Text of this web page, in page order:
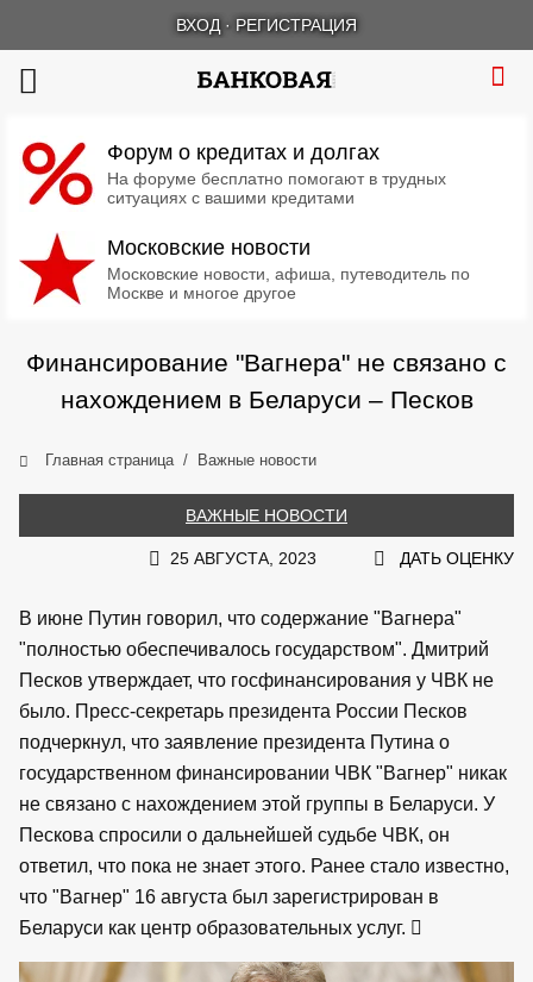
ВХОД · РЕГИСТРАЦИЯ
Форум о кредитах и долгах
На форуме бесплатно помогают в трудных
ситуациях с вашими кредитами
Московские новости
Московские новости, афиша, путеводитель по
Москве и многое другое
Финансирование "Вагнера" не связано с
нахождением в Беларуси – Песков
Главная страница Важные новости
ВАЖНЫЕ НОВОСТИ
25 АВГУСТА, 2023 ДАТЬ ОЦЕНКУ
В июне Путин говорил, что содержание "Вагнера"
"полностью обеспечивалось государством". Дмитрий
Песков утверждает, что госфинансирования у ЧВК не
было. Пресс-секретарь президента России Песков
подчеркнул, что заявление президента Путина о
государственном финансировании ЧВК "Вагнер" никак
не связано с нахождением этой группы в Беларуси. У
Пескова спросили о дальнейшей судьбе ЧВК, он
ответил, что пока не знает этого. Ранее стало известно,
что "Вагнер" 16 августа был зарегистрирован в
Беларуси как центр образовательных услуг.